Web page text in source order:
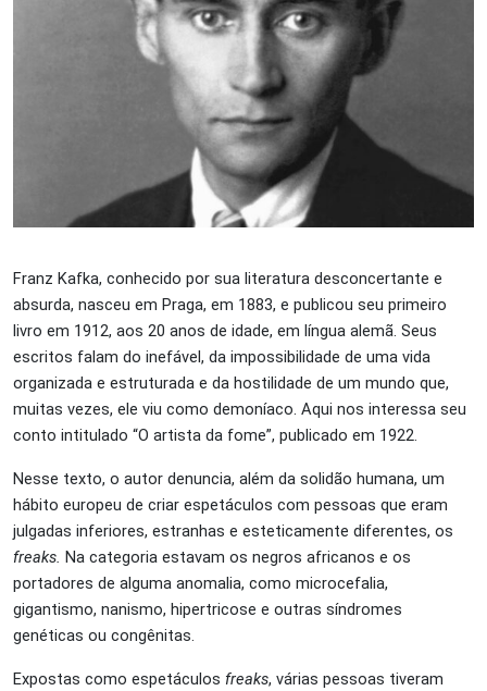
Franz Kafka, conhecido por sua literatura desconcertante e
absurda, nasceu em Praga, em 1883, e publicou seu primeiro
livro em 1912, aos 20 anos de idade, em língua alemã. Seus
escritos falam do inefável, da impossibilidade de uma vida
organizada e estruturada e da hostilidade de um mundo que,
muitas vezes, ele viu como demoníaco. Aqui nos interessa seu
conto intitulado “O artista da fome”, publicado em 1922.
Nesse texto, o autor denuncia, além da solidão humana, um
hábito europeu de criar espetáculos com pessoas que eram
julgadas inferiores, estranhas e esteticamente diferentes, os
freaks. Na categoria estavam os negros africanos e os
portadores de alguma anomalia, como microcefalia,
gigantismo, nanismo, hipertricose e outras síndromes
genéticas ou congênitas.
Expostas como espetáculos freaks, várias pessoas tiveram